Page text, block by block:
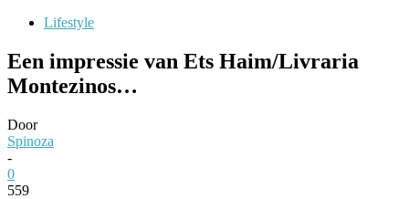
Lifestyle
Een impressie van Ets Haim/Livraria
Montezinos…
Door
Spinoza
-
0
559